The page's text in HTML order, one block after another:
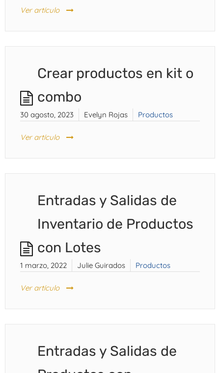
Ver artículo
Crear productos en kit o
combo
30 agosto, 2023 Evelyn Rojas Productos
Ver artículo
Entradas y Salidas de
Inventario de Productos
con Lotes
1 marzo, 2022 Julie Guirados Productos
Ver artículo
Entradas y Salidas de